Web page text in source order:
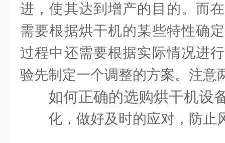
进，使其达到增产的目的。而
需要根据烘干机的某些特性确
过程中还需要根据实际情况进
验先制定一个调整的方案。注意
如何正确的选购烘干机设
化，做好及时的应对，防止